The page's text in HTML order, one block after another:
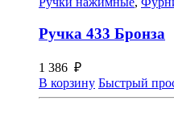
Ручка 433 Бронза
1 386 ₽
В корзину Быстрый